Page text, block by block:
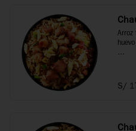
Arroz
S/